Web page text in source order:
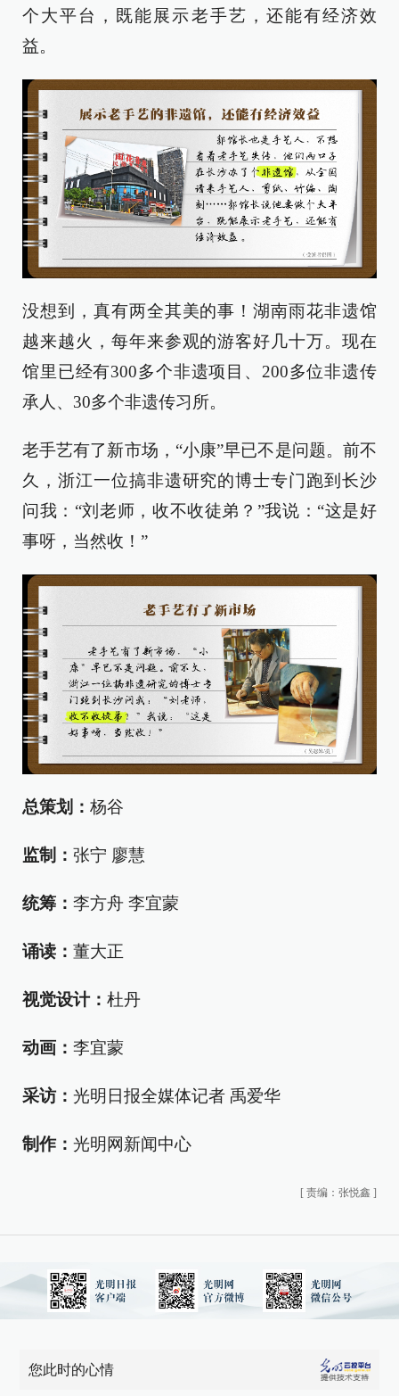
个大平台，既能展示老手艺，还能有经济效
益。
没想到，真有两全其美的事！湖南雨花非遗馆
越来越火，每年来参观的游客好几十万。现在
馆里已经有300多个非遗项目、200多位非遗传
承人、30多个非遗传习所。
老手艺有了新市场，“小康”早已不是问题。前不
久，浙江一位搞非遗研究的博士专门跑到长沙
问我：“刘老师，收不收徒弟？”我说：“这是好
事呀，当然收！”
总策划： 杨谷
监制： 张宁 廖慧
统筹： 李方舟 李宜蒙
诵读： 董大正
视觉设计： 杜丹
动画： 李宜蒙
采访： 光明日报全媒体记者 禹爱华
制作： 光明网新闻中心
[ 责编：张悦鑫 ]
您此时的心情